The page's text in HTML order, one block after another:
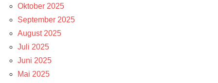
Oktober 2025
September 2025
August 2025
Juli 2025
Juni 2025
Mai 2025